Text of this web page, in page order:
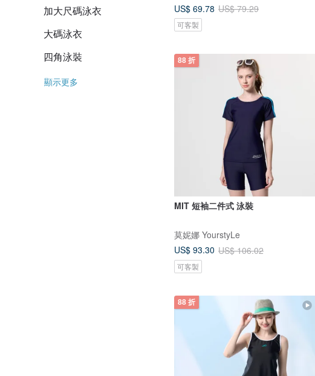
加大尺碼泳衣
大碼泳衣
四角泳裝
顯示更多
US$ 69.78 US$ 79.29
可客製
88 折
MIT 短袖二件式 泳裝
莫妮娜 YourstyLe
US$ 93.30 US$ 106.02
可客製
88 折